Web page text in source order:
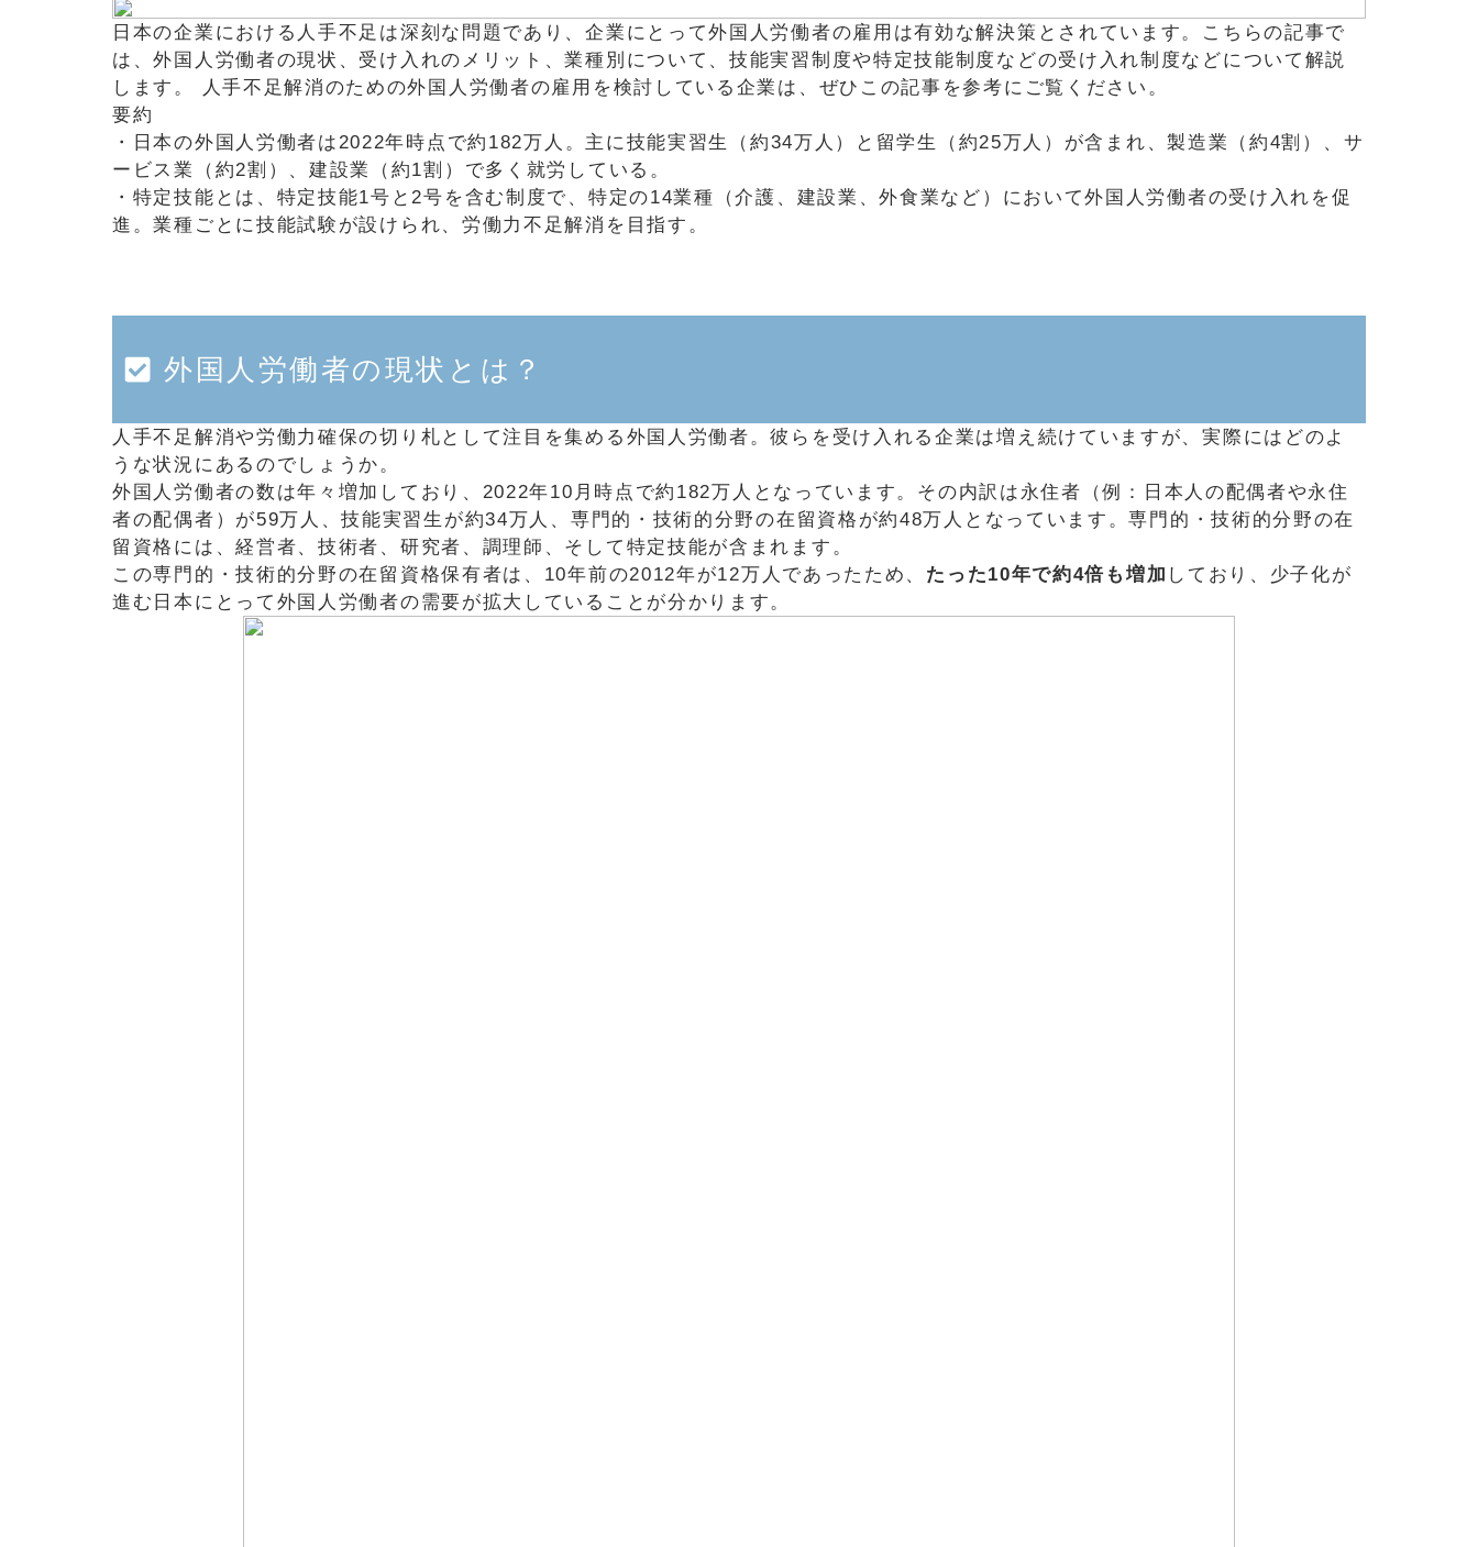
日本の企業における人手不足は深刻な問題であり、企業にとって外国人労働者の雇用は有効な解決策とされています。こちらの記事で
は、外国人労働者の現状、受け入れのメリット、業種別について、技能実習制度や特定技能制度などの受け入れ制度などについて解説
します。 人手不足解消のための外国人労働者の雇用を検討している企業は、ぜひこの記事を参考にご覧ください。
要約
・日本の外国人労働者は2022年時点で約182万人。主に技能実習生（約34万人）と留学生（約25万人）が含まれ、製造業（約4割）、サ
ービス業（約2割）、建設業（約1割）で多く就労している。
・特定技能とは、特定技能1号と2号を含む制度で、特定の14業種（介護、建設業、外食業など）において外国人労働者の受け入れを促
進。業種ごとに技能試験が設けられ、労働力不足解消を目指す。
外国人労働者の現状とは？
人手不足解消や労働力確保の切り札として注目を集める外国人労働者。彼らを受け入れる企業は増え続けていますが、実際にはどのよ
うな状況にあるのでしょうか。
外国人労働者の数は年々増加しており、2022年10月時点で約182万人となっています。その内訳は永住者（例：日本人の配偶者や永住
者の配偶者）が59万人、技能実習生が約34万人、専門的・技術的分野の在留資格が約48万人となっています。専門的・技術的分野の在
留資格には、経営者、技術者、研究者、調理師、そして特定技能が含まれます。
この専門的・技術的分野の在留資格保有者は、10年前の2012年が12万人であったため、 たった10年で約4倍も増加 しており、少子化が
進む日本にとって外国人労働者の需要が拡大していることが分かります。